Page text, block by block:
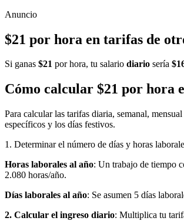
$21 por hora en tarifas de
Si ganas $21 por hora, tu salario diario sería
Cómo calcular $21 por hora
Para calcular las tarifas diaria, semanal,
específicos y los días festivos.
1. Determinar el número de días y horas
Horas laborales al año: Un trabajo de tiempo
2.080 horas/año.
Días laborales al año: Se asumen 5 días
2. Calcular el ingreso diario: Multiplica tu